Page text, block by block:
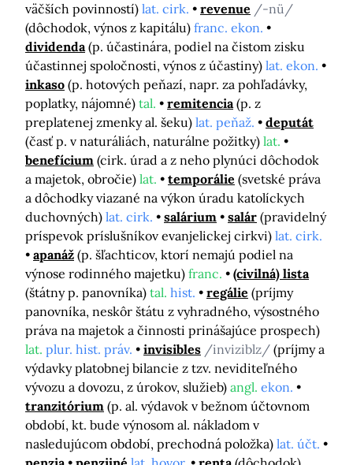
väčších povinností) lat. cirk. revenue /-nü/
(dôchodok, výnos z kapitálu) franc. ekon.
dividenda (p. účastinára, podiel na čistom zisku
účastinnej spoločnosti, výnos z účastiny) lat. ekon.
inkaso (p. hotových peňazí, napr. za pohľadávky,
poplatky, nájomné) tal. remitencia (p. z
preplatenej zmenky al. šeku) lat. peňaž.
deputát
(časť p. v naturáliách, naturálne požitky) lat.
benefícium (cirk. úrad a z neho plynúci dôchodok
a majetok, obročie) lat. temporálie (svetské práva
a dôchodky viazané na výkon úradu katolíckych
duchovných) lat. cirk. salárium salár (pravidelný
príspevok príslušníkov evanjelickej cirkvi) lat. cirk.
apanáž (p. šľachticov, ktorí nemajú podiel na
výnose rodinného majetku) franc.
(civilná) lista
(štátny p. panovníka) tal. hist. regálie (príjmy
panovníka, neskôr štátu z vyhradného, výsostného
práva na majetok a činnosti prinášajúce prospech)
lat. plur. hist. práv. invisibles /inviziblz/ (príjmy a
výdavky platobnej bilancie z tzv. neviditeľného
vývozu a dovozu, z úrokov, služieb) angl. ekon.
tranzitórium (p. al. výdavok v bežnom účtovnom
období, kt. bude výnosom al. nákladom v
nasledujúcom období, prechodná položka) lat. účt.